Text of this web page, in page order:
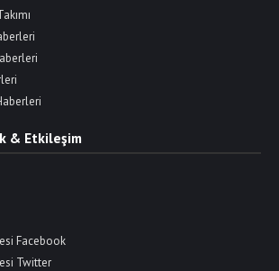
& Etkileşim
Facebook
Twitter